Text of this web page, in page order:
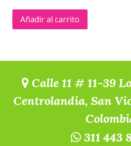
Añadir al carrito
Calle 11 # 11-39
Centrolandia, San
311 443